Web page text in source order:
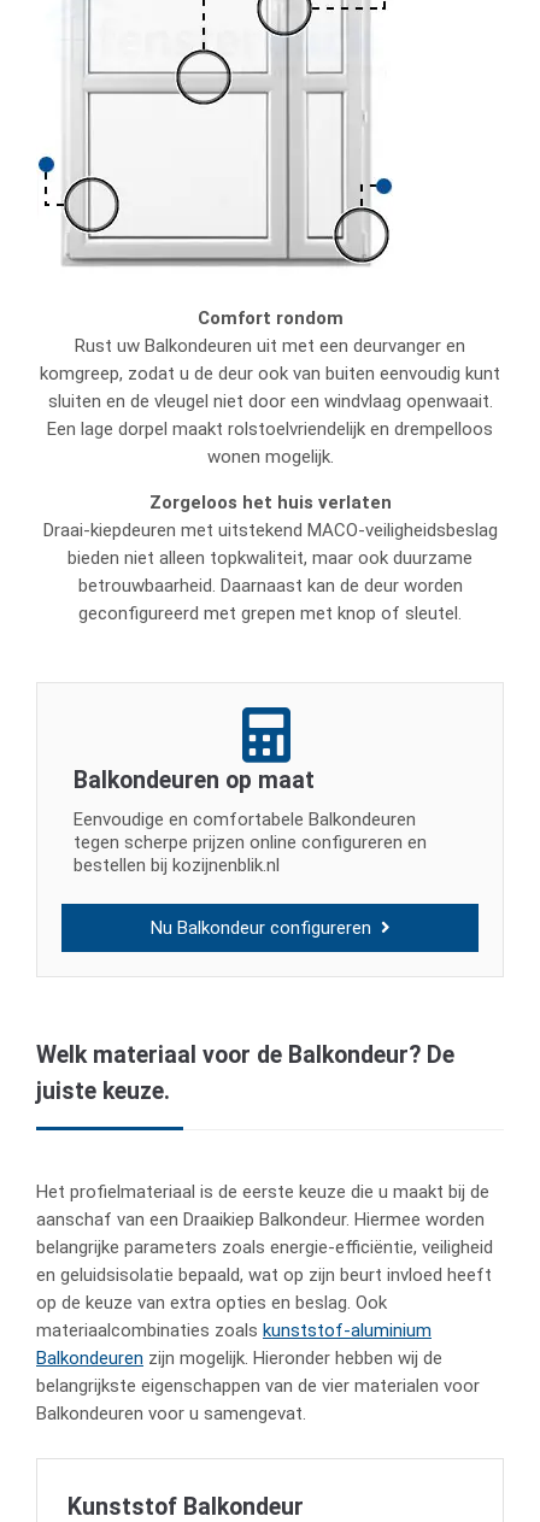
Comfort rondom
Rust uw Balkondeuren uit met een deurvanger en
komgreep, zodat u de deur ook van buiten eenvoudig kunt
sluiten en de vleugel niet door een windvlaag openwaait.
Een lage dorpel maakt rolstoelvriendelijk en drempelloos
wonen mogelijk.
Zorgeloos het huis verlaten
Draai-kiepdeuren met uitstekend MACO-veiligheidsbeslag
bieden niet alleen topkwaliteit, maar ook duurzame
betrouwbaarheid. Daarnaast kan de deur worden
geconfigureerd met grepen met knop of sleutel.
Balkondeuren op maat
Eenvoudige en comfortabele Balkondeuren
tegen scherpe prijzen online configureren en
bestellen bij kozijnenblik.nl
Nu Balkondeur configureren
Welk materiaal voor de Balkondeur? De
juiste keuze.
Het profielmateriaal is de eerste keuze die u maakt bij de
aanschaf van een Draaikiep Balkondeur. Hiermee worden
belangrijke parameters zoals energie-efficiëntie, veiligheid
en geluidsisolatie bepaald, wat op zijn beurt invloed heeft
op de keuze van extra opties en beslag. Ook
materiaalcombinaties zoals kunststof-aluminium
Balkondeuren zijn mogelijk. Hieronder hebben wij de
belangrijkste eigenschappen van de vier materialen voor
Balkondeuren voor u samengevat.
Kunststof Balkondeur